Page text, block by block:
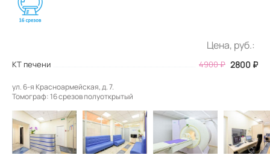
Цена, руб.:
КТ печени 4900₽ 2800 ₽
ул. 6-я Красноармейская, д. 7.
Томограф: 16 срезов полуоткрытый